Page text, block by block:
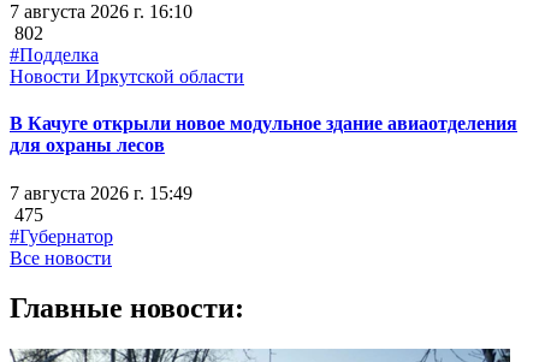
7 августа 2026 г. 16:10
802
#Подделка
Новости Иркутской области
В Качуге открыли новое модульное здание авиаотделения
для охраны лесов
7 августа 2026 г. 15:49
475
#Губернатор
Все новости
Главные новости: